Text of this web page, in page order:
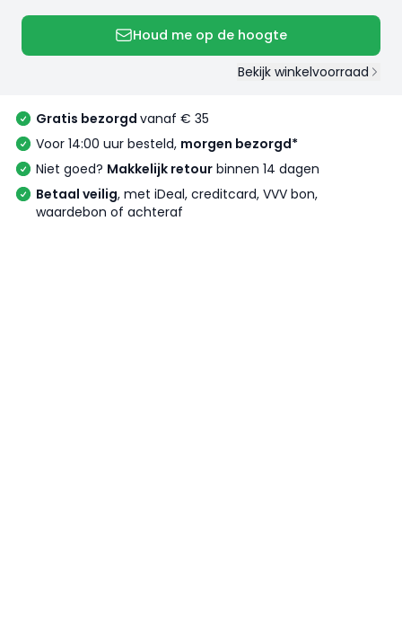
Houd me op de hoogte
Bekijk winkelvoorraad
Gratis bezorgd vanaf € 35
Voor 14:00 uur besteld, morgen bezorgd*
Niet goed? Makkelijk retour binnen 14 dagen
Betaal veilig, met iDeal, creditcard, VVV bon,
waardebon of achteraf